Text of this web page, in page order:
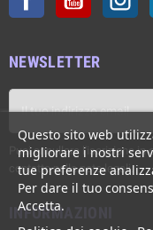
NEWSLETTER
Puoi annullare l'iscrizione
contatto nelle note legali.
INFORMAZIONI
Questo sito web
migliorare i nostri
tue preferenze
Per dare il tuo
Accetta.